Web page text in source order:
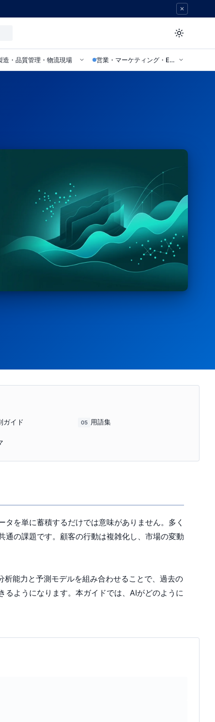
造・品質管理・物流現場 営業・マーケティング・EC部門
ガイド 05 用語集
を単に蓄積するだけでは意味がありません。多く
の課題です。顧客の行動は複雑化し、市場の変動
能力と予測モデルを組み合わせることで、過去の
ようになります。本ガイドでは、AIがどのように